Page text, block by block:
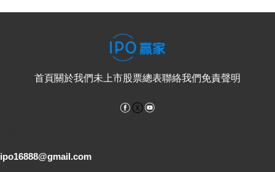
首頁關於我們未上市股票總表聯絡我們免責聲明
Facebook
ipo16888@gmail.com